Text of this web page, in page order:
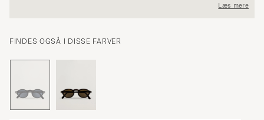
Læs mere
FINDES OGSÅ I DISSE FARVER